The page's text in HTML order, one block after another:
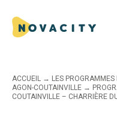
ACCUEIL → LES
AGON-COUTAINVILLE →
COUTAINVILLE – CHARRIÈRE